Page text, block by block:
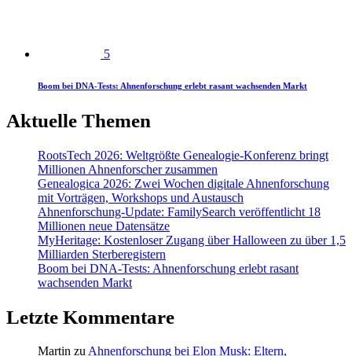
5
Boom bei DNA-Tests: Ahnenforschung erlebt rasant wachsenden Markt
Aktuelle Themen
RootsTech 2026: Weltgrößte Genealogie-Konferenz bringt
Millionen Ahnenforscher zusammen
Genealogica 2026: Zwei Wochen digitale Ahnenforschung
mit Vorträgen, Workshops und Austausch
Ahnenforschung-Update: FamilySearch veröffentlicht 18
Millionen neue Datensätze
MyHeritage: Kostenloser Zugang über Halloween zu über 1,5
Milliarden Sterberegistern
Boom bei DNA-Tests: Ahnenforschung erlebt rasant
wachsenden Markt
Letzte Kommentare
Martin zuAhnenforschung bei Elon Musk: Eltern,